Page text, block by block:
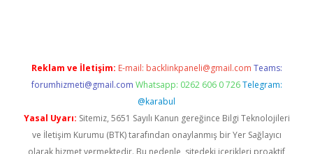
Reklam ve İletişim: E-mail: backlinkpaneli@gmail.com Teams:
forumhizmeti@gmail.com Whatsapp: 0262 606 0 726 Telegram:
@karabul
Yasal Uyarı: Sitemiz, 5651 Sayılı Kanun gereğince Bilgi Teknolojileri
ve İletişim Kurumu (BTK) tarafından onaylanmış bir Yer Sağlayıcı
olarak hizmet vermektedir. Bu nedenle, sitedeki içerikleri proaktif